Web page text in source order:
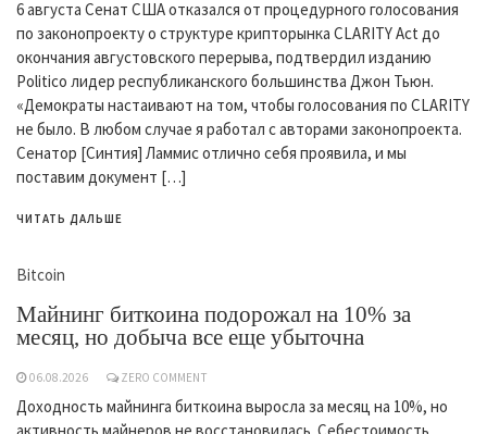
6 августа Сенат США отказался от процедурного голосования
по законопроекту о структуре крипторынка CLARITY Act до
окончания августовского перерыва, подтвердил изданию
Politico лидер республиканского большинства Джон Тьюн.
«Демократы настаивают на том, чтобы голосования по CLARITY
не было. В любом случае я работал с авторами законопроекта.
Сенатор [Синтия] Ламмис отлично себя проявила, и мы
поставим документ […]
ЧИТАТЬ ДАЛЬШЕ
Bitcoin
Майнинг биткоина подорожал на 10% за
месяц, но добыча все еще убыточна
06.08.2026 ZERO COMMENT
Доходность майнинга биткоина выросла за месяц на 10%, но